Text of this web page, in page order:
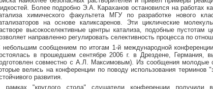
Более подробно Э.А. Караханов остановился на работах
химического факультета МГУ по разработке нового
на основе каликсаренов. Эти циклические
высокоселективные центры катализа, подобные пустотам
направленно регулировать селективность процесса по
небольшим сообщением по итогам 1-й международной
в прошедшем сентябре 2006 г. в Дрездене, Германия,
совместно с А.Л. Максимовым). Из сообщения молодые
велись на конференции по поводу использования терминов
развития.
рамках "круглого стола" слушатели конференции получили